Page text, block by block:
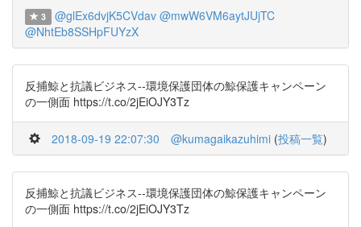
3 @glEx6dvjK5CVdav @mwW6VM6aytJUjTC
@NhtEb8SSHpFUYzX
反捕鯨と抗議ビジネス--環境保護団体の鯨保護キャンペーン
の一側面 https://t.co/2jEiOJY3Tz
2018-09-19 22:07:30 @kumagaikazuhimi (投稿一覧)
反捕鯨と抗議ビジネス--環境保護団体の鯨保護キャンペーン
の一側面 https://t.co/2jEiOJY3Tz